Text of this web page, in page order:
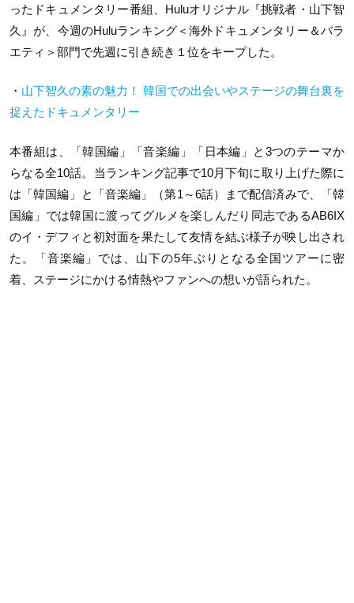
ったドキュメンタリー番組、Huluオリジナル『挑戦者・山下智
久』が、今週のHuluランキング＜海外ドキュメンタリー＆バラ
エティ＞部門で先週に引き続き１位をキープした。
・ 山下智久の素の魅力！ 韓国での出会いやステージの舞台裏を
捉えたドキュメンタリー
本番組は、「韓国編」「音楽編」「日本編」と3つのテーマか
らなる全10話。当ランキング記事で10月下旬に取り上げた際に
は「韓国編」と「音楽編」（第1～6話）まで配信済みで、「韓
国編」では韓国に渡ってグルメを楽しんだり同志であるAB6IX
のイ・デフィと初対面を果たして友情を結ぶ様子が映し出され
た。「音楽編」では、山下の5年ぶりとなる全国ツアーに密
着、ステージにかける情熱やファンへの想いが語られた。